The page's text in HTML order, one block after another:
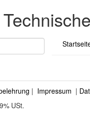
| Impressum |
USt.